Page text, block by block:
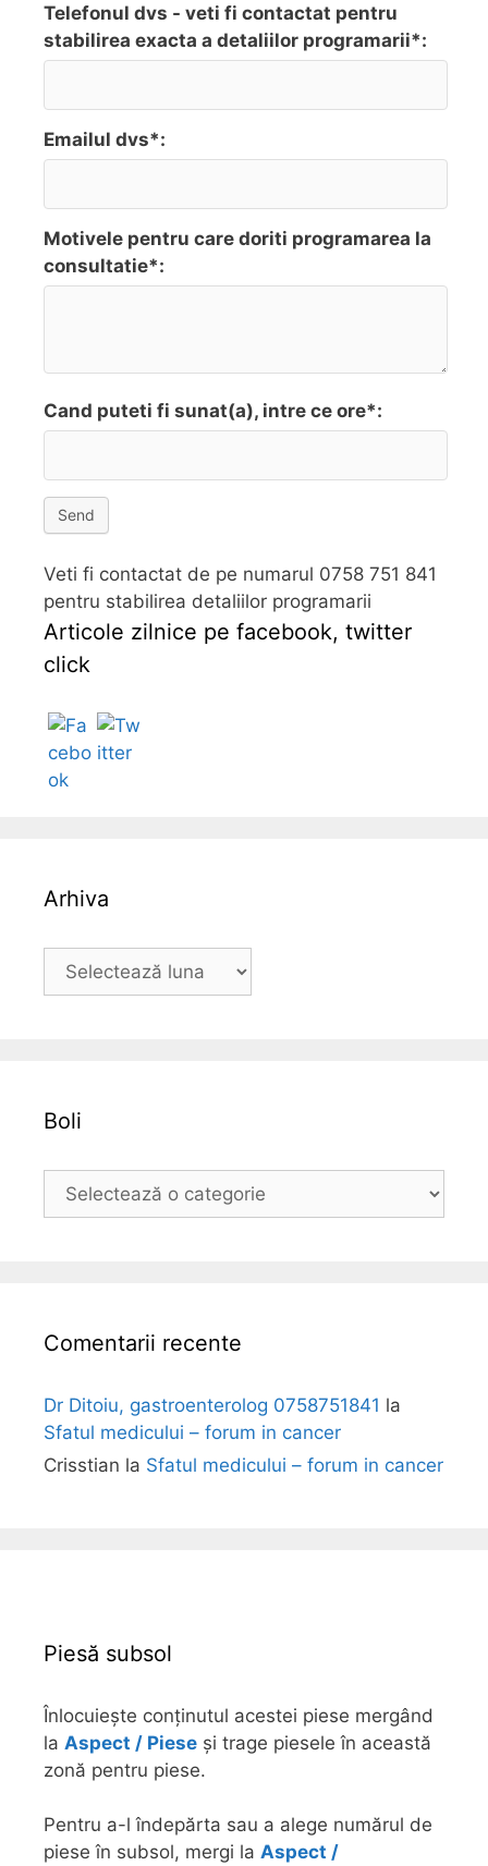
Telefonul dvs - veti fi contactat pentru
stabilirea exacta a detaliilor programarii*:
Emailul dvs*:
Motivele pentru care doriti programarea la
consultatie*:
Cand puteti fi sunat(a), intre ce ore*:
Send
Veti fi contactat de pe numarul 0758 751 841
pentru stabilirea detaliilor programarii
Articole zilnice pe facebook, twitter
click
Arhiva
Boli
Comentarii recente
Dr Ditoiu, gastroenterolog 0758751841 la
Sfatul medicului – forum in cancer
Crisstian la Sfatul medicului – forum in cancer
Piesă subsol
Înlocuiește conținutul acestei piese mergând
la Aspect / Piese și trage piesele în această
zonă pentru piese.
Pentru a-l îndepărta sau a alege numărul de
piese în subsol, mergi la Aspect /